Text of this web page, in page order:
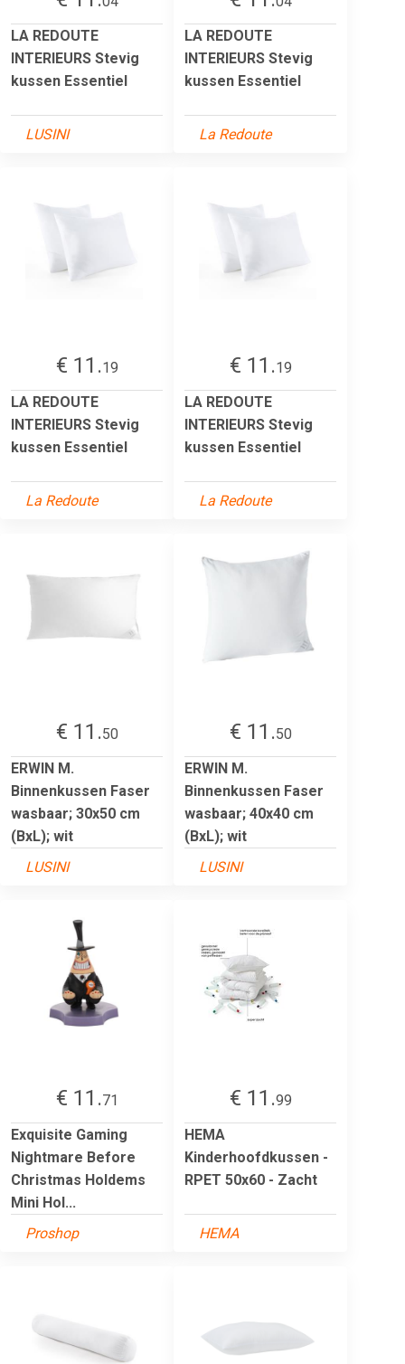
LA REDOUTE
INTERIEURS Stevig
kussen Essentiel
LUSINI
LA REDOUTE
INTERIEURS Stevig
kussen Essentiel
La Redoute
€ 11.19
LA REDOUTE
INTERIEURS Stevig
kussen Essentiel
La Redoute
€ 11.19
LA REDOUTE
INTERIEURS Stevig
kussen Essentiel
La Redoute
€ 11.50
ERWIN M.
Binnenkussen Faser
wasbaar; 30x50 cm
(BxL); wit
LUSINI
€ 11.50
ERWIN M.
Binnenkussen Faser
wasbaar; 40x40 cm
(BxL); wit
LUSINI
€ 11.71
Exquisite Gaming
Nightmare Before
Christmas Holdems
Mini Hol...
Proshop
€ 11.99
HEMA
Kinderhoofdkussen -
RPET 50x60 - Zacht
HEMA